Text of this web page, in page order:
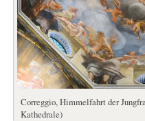
Correggio, Himmelfahrt der
Kathedrale)